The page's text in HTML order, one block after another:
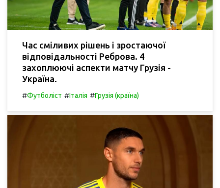
Час сміливих рішень і зростаючої
відповідальності Реброва. 4
захоплюючі аспекти матчу Грузія -
Україна.
#Футболіст #Італія #Грузія (країна)